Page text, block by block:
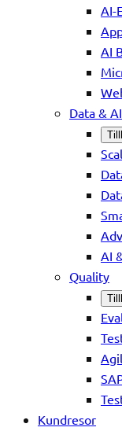
AI-
AI
Data & AI
AI
Quality
Kundresor